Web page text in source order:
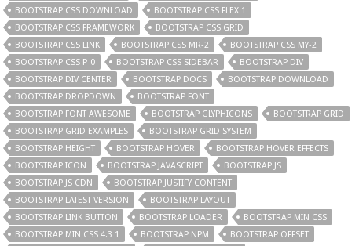
BOOTSTRAP CSS DOWNLOAD
BOOTSTRAP CSS FLEX 1
BOOTSTRAP CSS FRAMEWORK
BOOTSTRAP CSS GRID
BOOTSTRAP CSS LINK
BOOTSTRAP CSS MR-2
BOOTSTRAP CSS MY-2
BOOTSTRAP CSS P-0
BOOTSTRAP CSS SIDEBAR
BOOTSTRAP DIV
BOOTSTRAP DIV CENTER
BOOTSTRAP DOCS
BOOTSTRAP DOWNLOAD
BOOTSTRAP DROPDOWN
BOOTSTRAP FONT
BOOTSTRAP FONT AWESOME
BOOTSTRAP GLYPHICONS
BOOTSTRAP GRID
BOOTSTRAP GRID EXAMPLES
BOOTSTRAP GRID SYSTEM
BOOTSTRAP HEIGHT
BOOTSTRAP HOVER
BOOTSTRAP HOVER EFFECTS
BOOTSTRAP ICON
BOOTSTRAP JAVASCRIPT
BOOTSTRAP JS
BOOTSTRAP JS CDN
BOOTSTRAP JUSTIFY CONTENT
BOOTSTRAP LATEST VERSION
BOOTSTRAP LAYOUT
BOOTSTRAP LINK BUTTON
BOOTSTRAP LOADER
BOOTSTRAP MIN CSS
BOOTSTRAP MIN CSS 4.3 1
BOOTSTRAP NPM
BOOTSTRAP OFFSET